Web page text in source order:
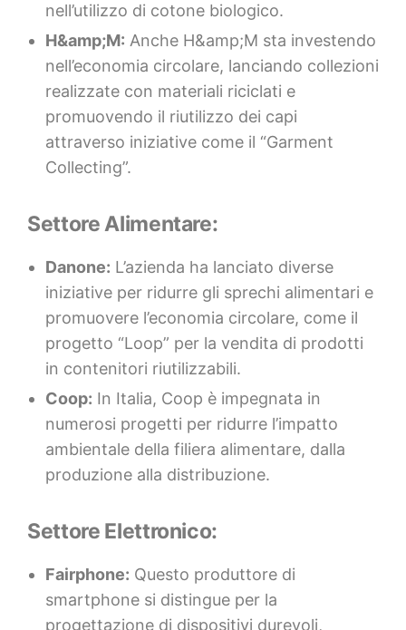
nell’utilizzo di cotone biologico.
H&amp;M: Anche H&amp;M sta investendo
nell’economia circolare, lanciando collezioni
realizzate con materiali riciclati e
promuovendo il riutilizzo dei capi
attraverso iniziative come il “Garment
Collecting”.
Settore Alimentare:
Danone: L’azienda ha lanciato diverse
iniziative per ridurre gli sprechi alimentari e
promuovere l’economia circolare, come il
progetto “Loop” per la vendita di prodotti
in contenitori riutilizzabili.
Coop: In Italia, Coop è impegnata in
numerosi progetti per ridurre l’impatto
ambientale della filiera alimentare, dalla
produzione alla distribuzione.
Settore Elettronico:
Fairphone: Questo produttore di
smartphone si distingue per la
progettazione di dispositivi durevoli,